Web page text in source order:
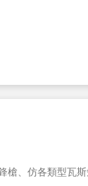
客戶美觀、耐用
、仿各類型瓦斯